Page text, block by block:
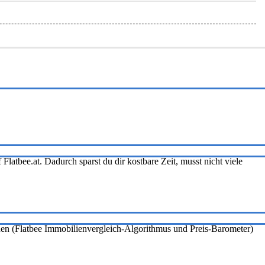
Dadurch sparst du dir kostbare Zeit, musst nicht viele
(Flatbee Immobilienvergleich-Algorithmus und Preis-Barometer)